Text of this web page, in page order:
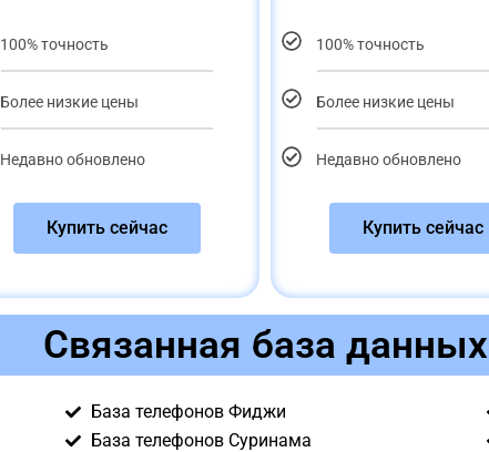
100% точность
Более низкие цены
Недавно обновлено
Купить сейчас
100% точность
Более низкие цены
Недавно обновлено
Купить сейчас
Связанная база данных
База телефонов Фиджи
База телефонов Суринама